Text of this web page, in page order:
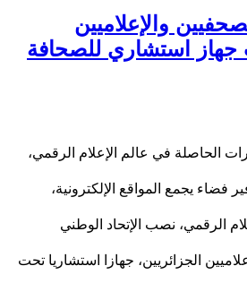
والإعلاميين
جهاز استشاري للصحافة
الحاصلة في عالم الإعلام الرقمي،
فضاء يجمع المواقع الإلكترونية،
الرقمي، نصب الإتحاد الوطني
الجزائريين، جهازا استشاريا تحت